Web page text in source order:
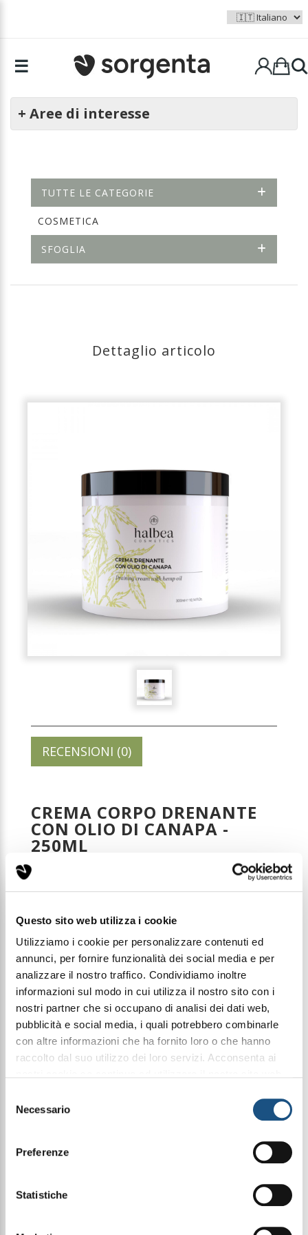
Questo sito web utilizza i cookie
Utilizziamo i cookie per personalizzare contenuti ed
annunci, per fornire funzionalità dei social media e per
analizzare il nostro traffico. Condividiamo inoltre
informazioni sul modo in cui utilizza il nostro sito con i
nostri partner che si occupano di analisi dei dati web,
pubblicità e social media, i quali potrebbero combinarle
con altre informazioni che ha fornito loro o che hanno
raccolto dal suo utilizzo dei loro servizi. Acconsenta ai
delNecessario
Preferenze
Statistiche
☰
+ Aree di interesse
TUTTE LE CATEGORIE
COSMETICA
SFOGLIA
Dettaglio articolo
RECENSIONI (0)
CREMA CORPO DRENANTE
CON OLIO DI CANAPA -
250ML
Codice: CBD006
Prezzo di listino:
€ 34,99
Condividi questo articolo sui social
Facebook WhatsApp
Cosmetica
Nuova formula potenziata + nuova
La crema corpo drenante all’olio di canapa riduce
Modo d’uso: applicare sulle zone interessate fino a
completo assorbimento.